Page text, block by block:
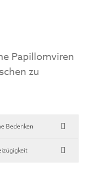
Papillomviren
zu
Bedenken